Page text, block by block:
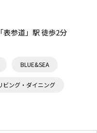
参道」駅 徒歩2分
BLUE&SEA
ビング・ダイニング